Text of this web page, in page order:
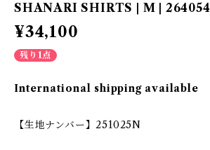
SHANARI SHIRTS | M | 264054
¥34,100
残り1点
International shipping available
【生地ナンバー】251025N